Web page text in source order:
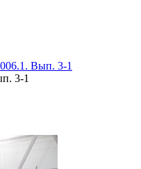
Вып. 3-1
3-1